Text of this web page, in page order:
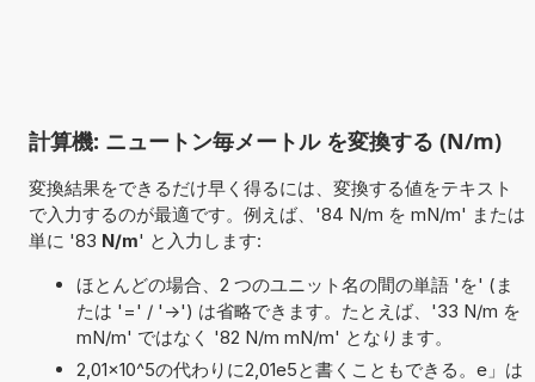
計算機: ニュートン毎メートル を変換する (N/m)
変換結果をできるだけ早く得るには、変換する値をテキスト
で入力するのが最適です。例えば、'84 N/m を mN/m' または
単に '83 N/m' と入力します:
ほとんどの場合、2 つのユニット名の間の単語 'を' (ま
たは '=' / '->') は省略できます。たとえば、'33 N/m を
mN/m' ではなく '82 N/m mN/m' となります。
2,01×10^5の代わりに2,01e5と書くこともできる。e」は